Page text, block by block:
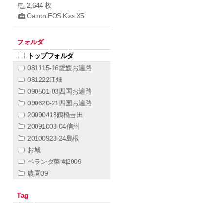
2,644 枚
Canon EOS Kiss X5
フォルダ
トップフォルダ
081115-16愛媛お遍路
081222江畑
090501-03四国お遍路
090620-21四国お遍路
20090418鶴橋吉田
20091003-04信州
20100923-24島根
お城
ベランダ菜園2009
農園09
Tag